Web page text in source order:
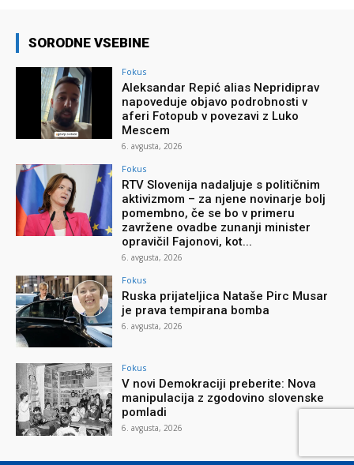
SORODNE VSEBINE
Fokus
Aleksandar Repić alias Nepridiprav
napoveduje objavo podrobnosti v
aferi Fotopub v povezavi z Luko
Mescem
6. avgusta, 2026
Fokus
RTV Slovenija nadaljuje s političnim
aktivizmom – za njene novinarje bolj
pomembno, če se bo v primeru
zavržene ovadbe zunanji minister
opravičil Fajonovi, kot...
6. avgusta, 2026
Fokus
Ruska prijateljica Nataše Pirc Musar
je prava tempirana bomba
6. avgusta, 2026
Fokus
V novi Demokraciji preberite: Nova
manipulacija z zgodovino slovenske
pomladi
6. avgusta, 2026